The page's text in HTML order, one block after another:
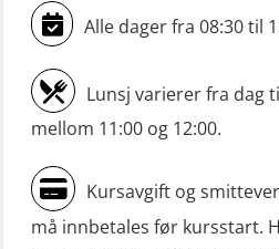
Livbåtfører
Livbåtfører
(OSE1301)
Livbåtfører
grunnleggende
Alle dager fra 08:30 til
Lunsj varierer fra dag
mellom 11:00 og 12:00.
Kursavgift og
må innbetales før kursstart.